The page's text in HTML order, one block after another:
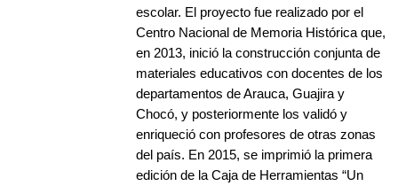
escolar. El proyecto fue realizado por el
Centro Nacional de Memoria Histórica que,
en 2013, inició la construcción conjunta de
materiales educativos con docentes de los
departamentos de Arauca, Guajira y
Chocó, y posteriormente los validó y
enriqueció con profesores de otras zonas
del país. En 2015, se imprimió la primera
edición de la Caja de Herramientas “Un